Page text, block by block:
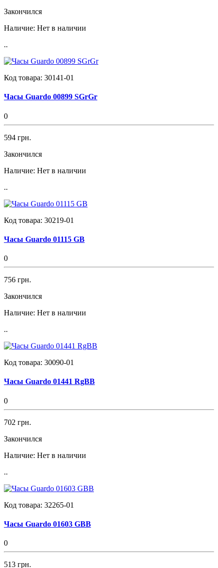
Закончился
Наличие: Нет в наличии
..
Код товара: 30141-01
Часы Guardo 00899 SGrGr
0
594 грн.
Закончился
Наличие: Нет в наличии
..
Код товара: 30219-01
Часы Guardo 01115 GB
0
756 грн.
Закончился
Наличие: Нет в наличии
..
Код товара: 30090-01
Часы Guardo 01441 RgBB
0
702 грн.
Закончился
Наличие: Нет в наличии
..
Код товара: 32265-01
Часы Guardo 01603 GBB
0
513 грн.